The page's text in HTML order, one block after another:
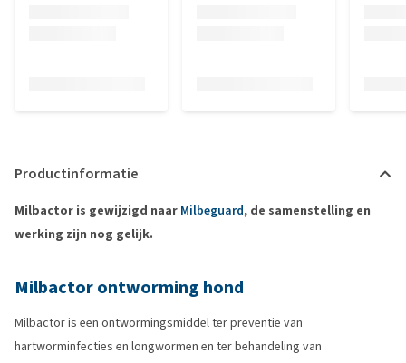
Productinformatie
Milbactor is gewijzigd naar Milbeguard, de samenstelling en
werking zijn nog gelijk.
Milbactor ontworming hond
Milbactor is een ontwormingsmiddel ter preventie van
hartworminfecties en longwormen en ter behandeling van